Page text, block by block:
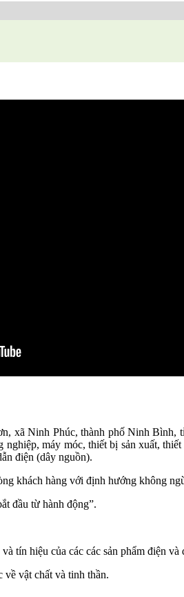
xã Ninh Phúc, thành phố Ninh
nghiệp, máy móc, thiết bị sản xuất,
điện (dây nguồn).
khách hàng với định hướng không
đầu từ hành động”.
tín hiệu của các các sản phẩm điện
vật chất và tinh thần.